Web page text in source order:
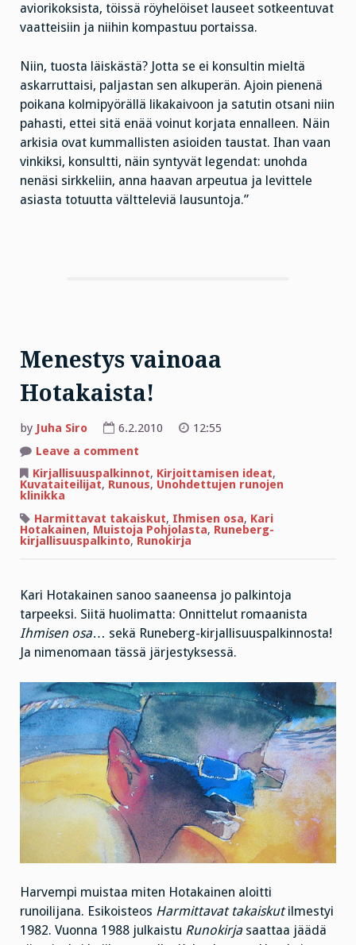
aviorikoksista, töissä röyhelöiset lauseet sotkeentuvat
vaatteisiin ja niihin kompastuu portaissa.
Niin, tuosta läiskästä? Jotta se ei konsultin mieltä
askarruttaisi, paljastan sen alkuperän. Ajoin pienenä
poikana kolmipyörällä likakaivoon ja satutin otsani niin
pahasti, ettei sitä enää voinut korjata ennalleen. Näin
arkisia ovat kummallisten asioiden taustat. Ihan vaan
vinkiksi, konsultti, näin syntyvät legendat: unohda
nenäsi sirkkeliin, anna haavan arpeutua ja levittele
asiasta totuutta vältteleviä lausuntoja.”
Menestys vainoaa
Hotakaista!
by Juha Siro 6.2.2010
12:55
Leave a comment
vainoaa
Hotakaista!
Kirjallisuuspalkinnot, Kirjoittamisen ideat,
Kuvataiteilijat, Runous, Unohdettujen runojen
klinikka
Harmittavat takaiskut, Ihmisen osa, Kari
Hotakainen, Muistoja Pohjolasta, Runeberg-
kirjallisuuspalkinto,Runokirja
Kari Hotakainen sanoo saaneensa jo palkintoja
tarpeeksi. Siitä huolimatta: Onnittelut romaanista
Ihmisen osa… sekä Runeberg-kirjallisuuspalkinnosta!
Ja nimenomaan tässä järjestyksessä.
Harvempi muistaa miten Hotakainen aloitti
runoilijana. Esikoisteos Harmittavat takaiskutilmestyi
1982. Vuonna 1988 julkaistu Runokirja saattaa jäädä